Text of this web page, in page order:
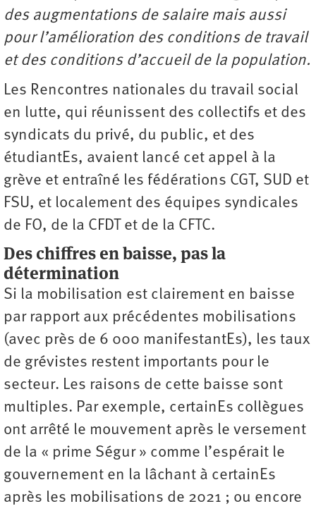
des augmentations de salaire mais aussi
pour l’amélioration des conditions de travail
et des conditions d’accueil de la population.
Les Rencontres nationales du travail social
en lutte, qui réunissent des collectifs et des
syndicats du privé, du public, et des
étudiantEs, avaient lancé cet appel à la
grève et entraîné les fédérations CGT, SUD et
FSU, et localement des équipes syndicales
de FO, de la CFDT et de la CFTC.
Des chiffres en baisse, pas la
détermination
Si la mobilisation est clairement en baisse
par rapport aux précédentes mobilisations
(avec près de 6 000 manifestantEs), les taux
de grévistes restent importants pour le
secteur. Les raisons de cette baisse sont
multiples. Par exemple, certainEs collègues
ont arrêté le mouvement après le versement
de la « prime Ségur » comme l’espérait le
gouvernement en la lâchant à certainEs
après les mobilisations de 2021 ; ou encore